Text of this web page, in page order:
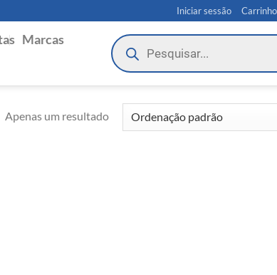
Iniciar sessão
Marcas
Products
search
Apenas um resultado